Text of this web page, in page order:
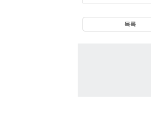
목록